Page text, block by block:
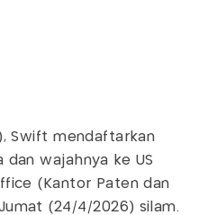
Swift mendaftarkan
wajahnya ke US
(Kantor Paten dan
(24/4/2026) silam.